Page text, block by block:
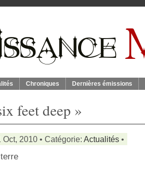
Chroniques Dernières émissions
feet deep »
Oct, 2010 • Catégorie: Actualités •